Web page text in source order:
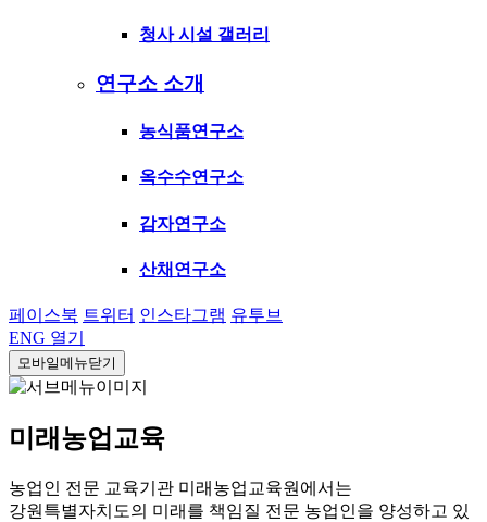
청사 시설 갤러리
연구소 소개
농식품연구소
옥수수연구소
감자연구소
산채연구소
페이스북 트위터 인스타그램 유투브
ENG 열기
모바일메뉴닫기
미래농업교육
농업인 전문 교육기관 미래농업교육원에서는
강원특별자치도의 미래를 책임질 전문 농업인을 양성하고 있